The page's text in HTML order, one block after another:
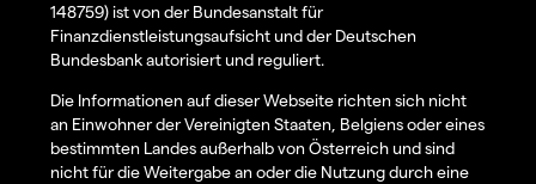
148759) ist von der Bundesanstalt für
Finanzdienstleistungsaufsicht und der Deutschen
Bundesbank autorisiert und reguliert.
Die Informationen auf dieser Webseite richten sich nicht
an Einwohner der Vereinigten Staaten, Belgiens oder eines
bestimmten Landes außerhalb von Österreich und sind
nicht für die Weitergabe an oder die Nutzung durch eine